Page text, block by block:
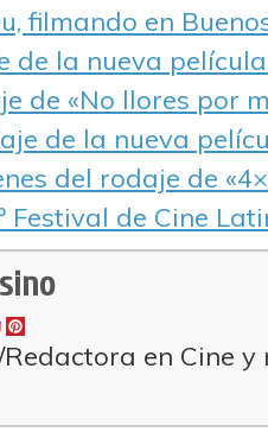
filmando en
de la nueva
de «No llores por
de la nueva
del rodaje de
Festival de Cine
en Cine y